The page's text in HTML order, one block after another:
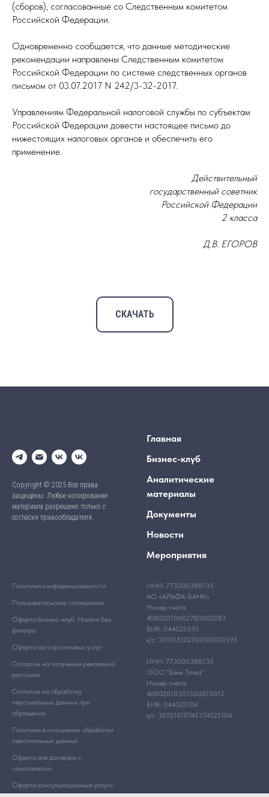
(сборов), согласованные со Следственным комитетом
Российской Федерации.
Одновременно сообщается, что данные методические
рекомендации направлены Следственным комитетом
Российской Федерации по системе следственных органов
письмом от 03.07.2017 N 242/3-32-2017.
Управлениям Федеральной налоговой службы по субъектам
Российской Федерации довести настоящее письмо до
нижестоящих налоговых органов и обеспечить его
применение.
Действительный
государственный советник
Российской Федерации
2 класса
Д.В. ЕГОРОВ
СКАЧАТЬ
Copyright © 2025 Все права
защищены. Любое копирование
материала разрешено только с
согласия правообладателя.
Главная
Бизнес-клуб
Аналитические
материалы
Документы
Новости
Мероприятия
Политика конфиденциальности
Пользовательское соглашение
Оферта бизнес-клуб: Налоги без
фильтра
Оферта аутсорсинговых услуг
Согласие на получение рекламной
рассылки
Согласие на обработку
персональных данных при
обращении
Политика в отношении обработки
персональных данных
Оферта для договора с
самозанятым
Оферта консультационные услуги
ИНН: 773000388135
АО «АЛЬФА-БАНК»
Номер счёта:
40802810602780002087
БИК: 044525593
к/с: 30101810200000000593
ИНН: 773000388135
ООО "Банк Точка"
Номер счёта:
40802810301500015012
БИК: 044525104
к/с: 30101810745374525104